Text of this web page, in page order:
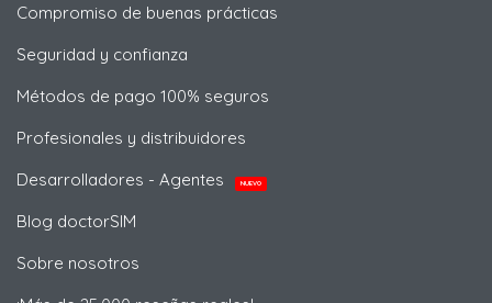
Compromiso de buenas prácticas
Seguridad y confianza
Métodos de pago 100% seguros
Profesionales y distribuidores
Desarrolladores - Agentes
NUEVO
Blog doctorSIM
Sobre nosotros